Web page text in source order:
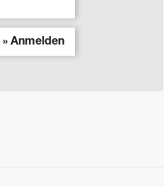
» Anmelden